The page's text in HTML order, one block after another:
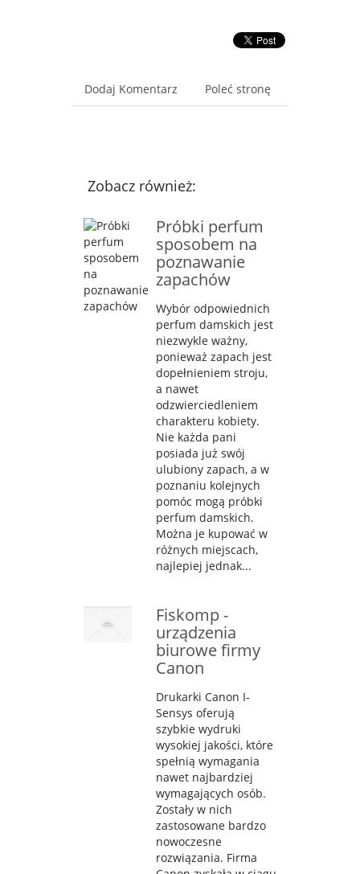
Dodaj Komentarz Poleć stronę
Zobacz również:
Próbki perfum
sposobem na
poznawanie
zapachów
Wybór odpowiednich
perfum damskich jest
niezwykle ważny,
ponieważ zapach jest
dopełnieniem stroju,
a nawet
odzwierciedleniem
charakteru kobiety.
Nie każda pani
posiada już swój
ulubiony zapach, a w
poznaniu kolejnych
pomóc mogą próbki
perfum damskich.
Można je kupować w
różnych miejscach,
najlepiej jednak...
Fiskomp -
urządzenia
biurowe firmy
Canon
Drukarki Canon I-
Sensys oferują
szybkie wydruki
wysokiej jakości, które
spełnią wymagania
nawet najbardziej
wymagających osób.
Zostały w nich
zastosowane bardzo
nowoczesne
rozwiązania. Firma